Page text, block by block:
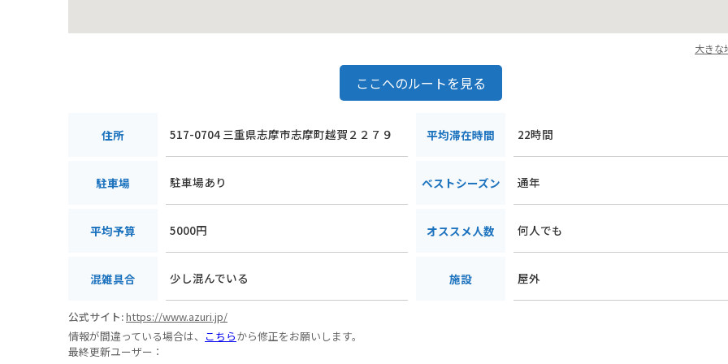
大きな
ここへのルートを見る
住所 517-0704 三重県志摩市志摩町越賀２２７９ 平均滞在時間 22時間
駐車場 駐車場あり ベストシーズン 通年
平均予算 5000円 オススメ人数 何人でも
混雑具合 少し混んでいる 施設 屋外
公式サイト:https://www.azuri.jp/
情報が間違っている場合は、 こちらから修正をお願いします。
最終更新ユーザー：